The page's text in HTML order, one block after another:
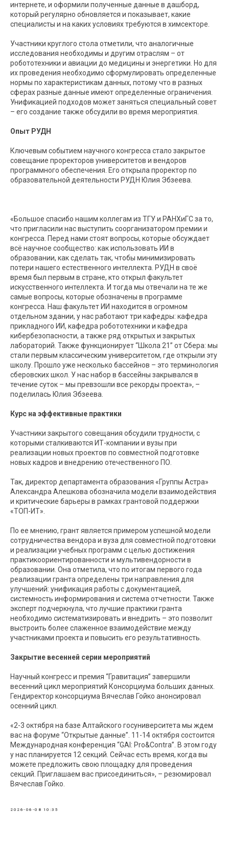
интернете, и оформили полученные данные в дашборд,
который регулярно обновляется и показывает, какие
специалисты и на каких условиях требуются в химсекторе.
Участники круглого стола отметили, что аналогичные
исследования необходимы и другим отраслям – от
робототехники и авиации до медицины и энергетики. Но для
их проведения необходимо сформулировать определенные
нормы по характеристикам данных, потому что в разных
сферах разные данные имеют определенные ограничения.
Унификацией подходов может заняться специальный совет
– его создание также обсудили во время мероприятия.
Опыт РУДН
Ключевым событием научного конгресса стало закрытое
совещание проректоров университетов и вендоров
программного обеспечения. Его открыла проректор по
образовательной деятельности РУДН Юлия Эбзеева.
«Большое спасибо нашим коллегам из ТГУ и РАНХиГС за то,
что пригласили нас выступить соорганизатором премии и
конгресса. Перед нами стоят вопросы, которые обсуждает
всё научное сообщество: как использовать ИИ в
образовании, как сделать так, чтобы минимизировать
потери нашего естественного интеллекта. РУДН в своё
время был первым в стране, кто открыл факультет
искусственного интеллекта. И тогда мы отвечали на те же
самые вопросы, которые обозначены в программе
конгресса. Наш факультет ИИ находится в огромном
отдельном здании, у нас работают три кафедры: кафедра
прикладного ИИ, кафедра робототехники и кафедра
кибербезопасности, а также ряд открытых и закрытых
лабораторий. Также функционирует “Школа 21” от Сбера: мы
стали первым классическим университетом, где открыли эту
школу. Прошло уже несколько бассейнов – это терминология
сберовских школ. У нас набор в бассейны закрывался в
течение суток – мы превзошли все рекорды проекта», –
поделилась Юлия Эбзеева.
Курс на эффективные практики
Участники закрытого совещания обсудили трудности, с
которыми сталкиваются ИТ-компании и вузы при
реализации новых проектов по совместной подготовке
новых кадров и внедрению отечественного ПО.
Так, директор департамента образования «Группы Астра»
Александра Алешкова обозначила модели взаимодействия
и критические барьеры в рамках грантовой поддержки
«ТОП-ИТ».
По ее мнению, грант является примером успешной модели
сотрудничества вендора и вуза для совместной подготовки
и реализации учебных программ с целью достижения
практикоориентированности и мультивендорности в
образовании. Она отметила, что по итогам первого года
реализации гранта определены три направления для
улучшений: унификация работы с документацией,
системность информирования и система отчетности. Также
эксперт подчеркнула, что лучшие практики гранта
необходимо систематизировать и внедрить – это позволит
выстроить более слаженное взаимодействие между
участниками проекта и повысить его результативность.
Закрытие весенней серии мероприятий
Научный конгресс и премия “Гравитация” завершили
весенний цикл мероприятий Консорциума больших данных.
Гендиректор консорциума Вячеслав Гойко анонсировал
осенний цикл.
«2-3 октября на базе Алтайского госуниверситета мы ждем
вас на форуме “Открытые данные”. 11-14 октября состоится
Международная конференция “GAI: Pro&Contra”. В этом году
у нас планируется 12 секций. Сейчас есть время, когда вы
можете предложить свою площадку для проведения
секций. Приглашаем вас присоединиться», – резюмировал
Вячеслав Гойко.
2026-06-08 10:35